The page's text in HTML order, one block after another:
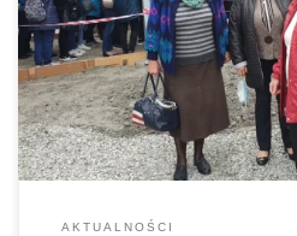
tarnowskim kościele. Nie brakowało
przedstawicieli naszej parafii. • Od
udział w diecezji tarnowskiej w
Szafarzy Komunii świętej. Z tej
AKTUALNOŚCI